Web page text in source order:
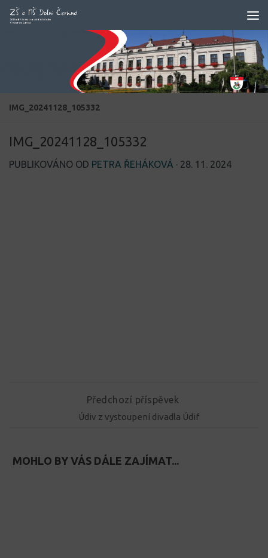
Skip to content
IMG_20241128_105332
IMG_20241128_105332
PUBLIKOVÁNO OD PETRA ŘEHÁKOVÁ · 28. 11. 2024
Předchozí příspěvek
Údiv z vystoupení divadla Údif
MOHLO BY VÁS DÁLE ZAJÍMAT...